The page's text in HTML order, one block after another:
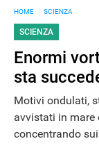
HOME SCIENZA
SCIENZA
Enormi
sta
Motivi ondulati,
avvistati in mare
concentrando